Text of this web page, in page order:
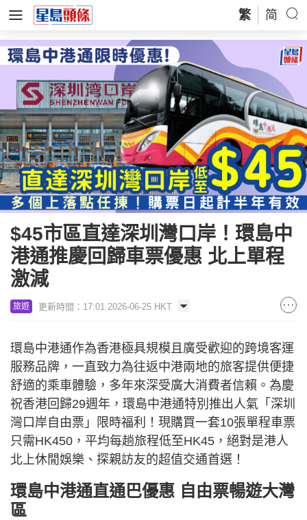
繁 简
$45市區直達深圳灣口岸！環島中
港通推慶回歸車票優惠 北上單程
激減
旅遊 更新時間：17:01 2026-06-25 HKT
環島中港通作為香港極具規模且廣受歡迎的跨境客運
服務品牌，一直致力為往返中港兩地的旅客提供便捷
舒適的乘車體驗，多年來深受廣大消費者信賴。為慶
祝香港回歸29週年，環島中港通特別推出人氣「深圳
灣口岸自由票」限時福利！現購買一套10張單程車票
只需HK450，平均每趟旅程低至HK45，絕對是港人
北上休閒娛樂、探親訪友的超值交通首選！
環島中港通直通巴優惠 自由票暢遊大灣
區